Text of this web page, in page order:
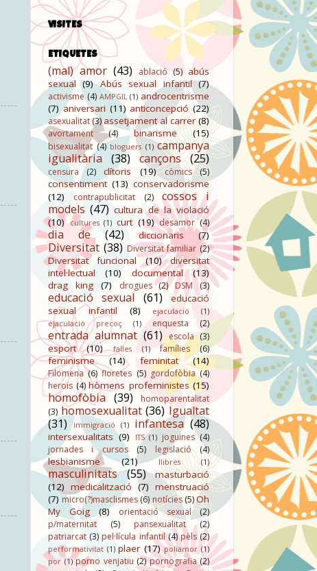
VISITES
ETIQUETES
(mal) amor (43) ablació (5) abús
sexual (9) Abús sexual infantil (7)
activisme (4) AMPGIL (1) androcentrisme
(7) aniversari (11) anticoncepció (22)
asexualitat (3)assetjament al carrer (8)
avortament (4) binarisme (15)
bisexualitat (4) bloguers (1) campanya
igualitària
(38) cançons (25)
censura (2) clítoris (19) còmics (5)
consentiment (13) conservadorisme
(12)
contrapublicitat (2)
cossos i
models (47) cultura de la violació
(10) cultures (1) curt (19) desamor (4)
dia de (42) diccionaris (7)
Diversitat (38) Diversitat familiar (2)
Diversitat funcional (10)
diversitat
intel·lectual
(10) documental
(13)
drag king
(7) drogues (2) DSM (3)
educació sexual (61)
educació
sexual infantil
(8) ejaculació
(1)
ejaculació precoç
(1) enquesta (2)
entrada alumnat (61) escola (3)
esport (10) falles (1) famílies (6)
feminisme (14) feminitat (14)
Filomena (6) floretes (5) gordofòbia (4)
herois (4) hòmens profeministes (15)
homofòbia (39)
homoparentalitat
(3) homosexualitat (36) Igualtat
(31)
immigració (1) infantesa (48)
intersexualitats (9) ITS (1) joguines (4)
jornades i cursos
(5) legislació (4)
lesbianisme (21) llibres (1)
masculinitats (55)
masturbació
(12) medicalització (7) menstruació
(7) micro(?)masclismes (6) notícies(5)Oh
My Goig
(8) orientació sexual
(2)
p/maternitat
(5) pansexualitat
(2)
patriarcat (3) pel·lícula infantil (4) pèls (2)
performativitat (1) plaer (17) poliamor (1)
por (1) porno venjatiu (2) pornografia (2)